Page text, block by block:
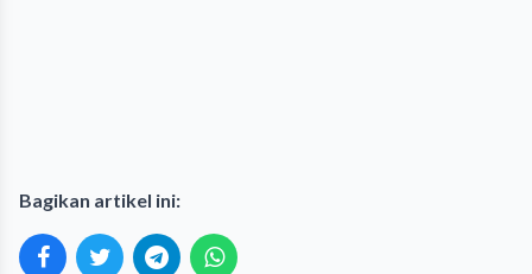
Bagikan artikel ini: